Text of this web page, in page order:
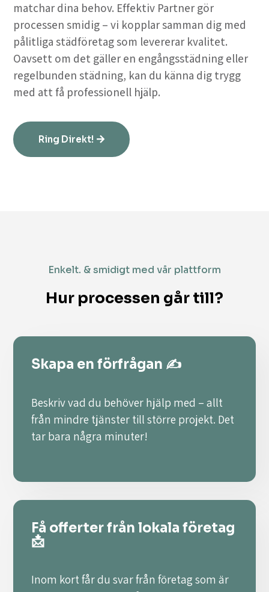
matchar dina behov. Effektiv Partner gör
processen smidig – vi kopplar samman dig med
pålitliga städföretag som levererar kvalitet.
Oavsett om det gäller en engångsstädning eller
regelbunden städning, kan du känna dig trygg
med att få professionell hjälp.
Ring Direkt!
Enkelt. & smidigt med vår plattform
Hur processen går till?
Skapa en förfrågan ✍️
Beskriv vad du behöver hjälp med – allt
från mindre tjänster till större projekt. Det
tar bara några minuter!
Få offerter från lokala företag
📩
Inom kort får du svar från företag som är